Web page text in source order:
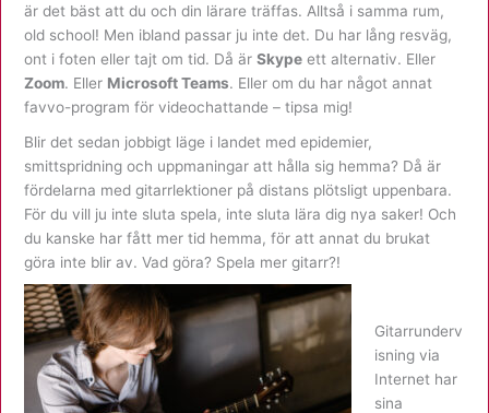
är det bäst att du och din lärare träffas. Alltså i samma rum,
old school! Men ibland passar ju inte det. Du har lång resväg,
ont i foten eller tajt om tid. Då ärSkype ett alternativ. Eller
Zoom. Eller Microsoft Teams. Eller om du har något annat
favvo-program för videochattande – tipsa mig!
Blir det sedan jobbigt läge i landet med epidemier,
smittspridning och uppmaningar att hålla sig hemma? Då är
fördelarna med gitarrlektioner på distans plötsligt uppenbara.
För du vill ju inte sluta spela, inte sluta lära dig nya saker! Och
du kanske har fått mer tid hemma, för att annat du brukat
göra inte blir av. Vad göra? Spela mer gitarr?!
Gitarrunderv
isning via
Internet har
sina